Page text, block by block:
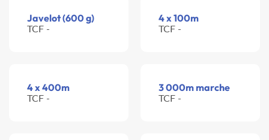
Javelot (600 g)
TCF -
4 x 100m
TCF -
4 x 400m
TCF -
3 000m marche
TCF -